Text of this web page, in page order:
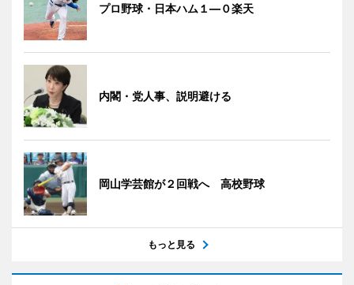
プロ野球・日本ハム１―０楽天
内閣・党人事、説明避ける
岡山学芸館が２回戦へ 高校野球
もっと見る